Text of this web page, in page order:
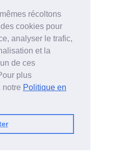
récoltons
cookies pour
analyser le trafic,
et la
de ces
plus
notre Politique en